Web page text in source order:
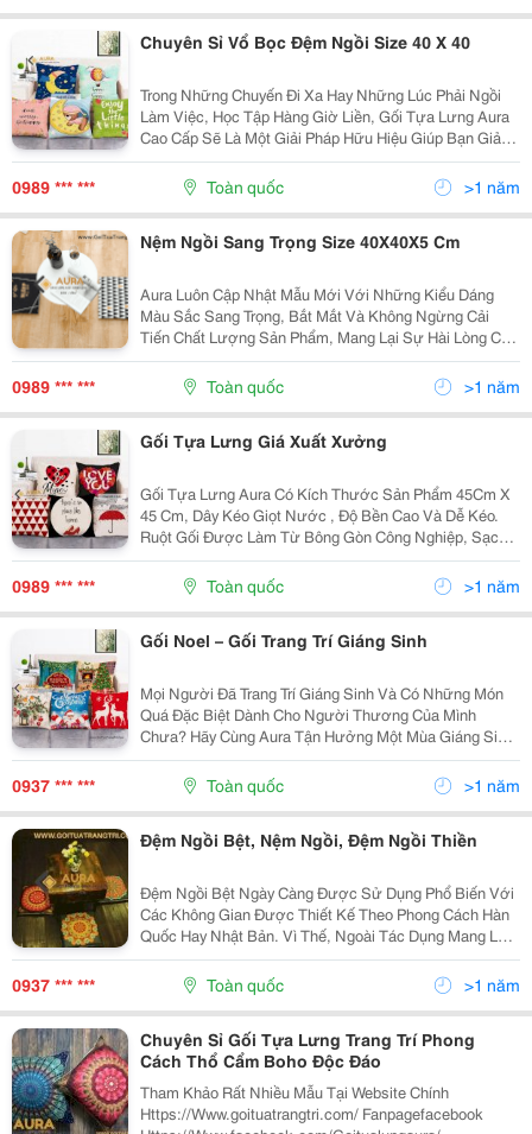
Chuyên Sỉ Vổ Bọc Đệm Ngồi Size 40 X 40
Trong Những Chuyến Đi Xa Hay Những Lúc Phải Ngồi
Làm Việc, Học Tập Hàng Giờ Liền, Gối Tựa Lưng Aura
Cao Cấp Sẽ Là Một Giải Pháp Hữu Hiệu Giúp Bạn Giảm
Bớt Mệt Mỏi Và Đau Lưng, Ê Nhức Vai, Cổ, Gáy . Hãy
Chọn Ngay Cho Mình Một Chiếc Gối Tựa Lưng...
0989 *** *** Toàn quốc >1 năm
Nệm Ngồi Sang Trọng Size 40X40X5 Cm
Aura Luôn Cập Nhật Mẫu Mới Với Những Kiểu Dáng
Màu Sắc Sang Trọng, Bắt Mắt Và Không Ngừng Cải
Tiến Chất Lượng Sản Phẩm, Mang Lại Sự Hài Lòng Cho
Tất Cả Khách Hàng Đã Tin Tưởng Và Chọn Mua Gối
Tựa Và Nệm Ngồi Bệt Của Aura Zalo 0937.890.558-
0989.040....
0989 *** *** Toàn quốc >1 năm
Gối Tựa Lưng Giá Xuất Xưởng
Gối Tựa Lưng Aura Có Kích Thước Sản Phẩm 45Cm X
45 Cm, Dây Kéo Giọt Nước , Độ Bền Cao Và Dễ Kéo.
Ruột Gối Được Làm Từ Bông Gòn Công Nghiệp, Sạch,
Đảm Bảo Vệ Sinh Và An Toàn Cho Người Sử Dụng.
Chất Vải Thoáng Mát,Không Ra Màu, Không Xù
Lông,Nằm Mát,...
0989 *** *** Toàn quốc >1 năm
Gối Noel – Gối Trang Trí Giáng Sinh
Mọi Người Đã Trang Trí Giáng Sinh Và Có Những Món
Quá Đặc Biệt Dành Cho Người Thương Của Mình
Chưa? Hãy Cùng Aura Tận Hưởng Một Mùa Giáng Sinh
Thật Rực Rỡ Nhé! Hãy Chọn Ngay Cho Mình Những
Chiếc Gối Noel &Ndash; Gối Trang Trí Giáng Sinh Để
0937 *** *** Toàn quốc >1 năm
Đệm Ngồi Bệt, Nệm Ngồi, Đệm Ngồi Thiền
Đệm Ngồi Bệt Ngày Càng Được Sử Dụng Phổ Biến Với
Các Không Gian Được Thiết Kế Theo Phong Cách Hàn
Quốc Hay Nhật Bản. Vì Thế, Ngoài Tác Dụng Mang Lại
Cảm Giác Dễ Chịu Khi Ngồi, Đệm Ngồi Bệt Còn Góp
Phần Tạo Điểm Nhấn Cho Không Gian Nội Thất. Đệm...
0937 *** *** Toàn quốc >1 năm
Chuyên Sỉ Gối Tựa Lưng Trang Trí Phong
Cách Thổ Cẩm Boho Độc Đáo
Tham Khảo Rất Nhiều Mẫu Tại Website Chính
Https://Www.goituatrangtri.com/ Fanpagefacebook